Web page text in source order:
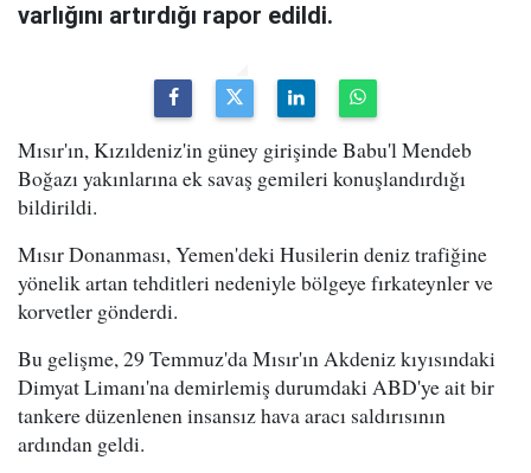
varlığını artırdığı rapor edildi.
Mısır'ın, Kızıldeniz'in güney girişinde Babu'l Mendeb
Boğazı yakınlarına ek savaş gemileri konuşlandırdığı
bildirildi.
Mısır Donanması, Yemen'deki Husilerin deniz trafiğine
yönelik artan tehditleri nedeniyle bölgeye fırkateynler ve
korvetler gönderdi.
Bu gelişme, 29 Temmuz'da Mısır'ın Akdeniz kıyısındaki
Dimyat Limanı'na demirlemiş durumdaki ABD'ye ait bir
tankere düzenlenen insansız hava aracı saldırısının
ardından geldi.